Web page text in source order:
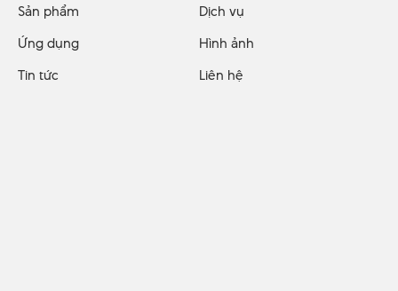
Sản phẩm
Dịch vụ
Ứng dụng
Hình ảnh
Tin tức
Liên hệ